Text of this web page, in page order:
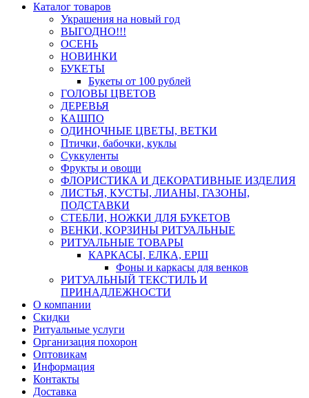
Каталог товаров
Украшения на новый год
ВЫГОДНО!!!
ОСЕНЬ
НОВИНКИ
БУКЕТЫ
Букеты от 100 рублей
ГОЛОВЫ ЦВЕТОВ
ДЕРЕВЬЯ
КАШПО
ОДИНОЧНЫЕ ЦВЕТЫ, ВЕТКИ
Птички, бабочки, куклы
Суккуленты
Фрукты и овощи
ФЛОРИСТИКА И ДЕКОРАТИВНЫЕ ИЗДЕЛИЯ
ЛИСТЬЯ, КУСТЫ, ЛИАНЫ, ГАЗОНЫ,
ПОДСТАВКИ
СТЕБЛИ, НОЖКИ ДЛЯ БУКЕТОВ
ВЕНКИ, КОРЗИНЫ РИТУАЛЬНЫЕ
РИТУАЛЬНЫЕ ТОВАРЫ
КАРКАСЫ, ЕЛКА, ЕРШ
Фоны и каркасы для венков
РИТУАЛЬНЫЙ ТЕКСТИЛЬ И
ПРИНАДЛЕЖНОСТИ
О компании
Скидки
Ритуальные услуги
Организация похорон
Оптовикам
Информация
Контакты
Доставка